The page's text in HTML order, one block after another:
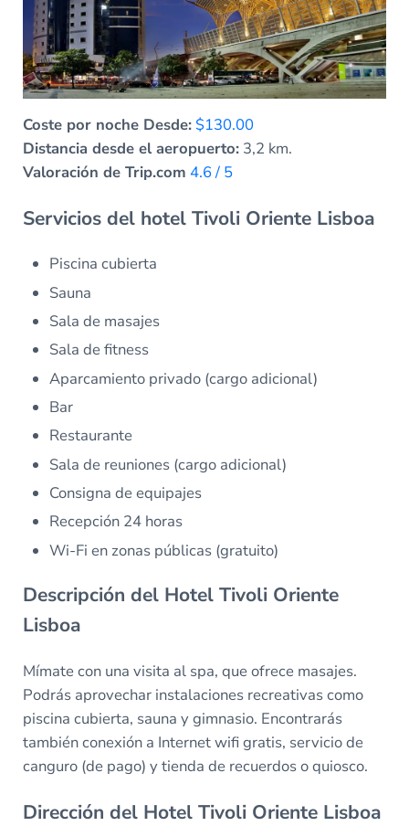
Coste por noche Desde: $130.00
Distancia desde el aeropuerto:3,2 km.
Valoración de Trip.com 4.6 / 5
Servicios del hotel Tivoli Oriente Lisboa
Piscina cubierta
Sauna
Sala de masajes
Sala de fitness
Aparcamiento privado (cargo adicional)
Bar
Restaurante
Sala de reuniones (cargo adicional)
Consigna de equipajes
Recepción 24 horas
Wi-Fi en zonas públicas (gratuito)
Descripción del Hotel Tivoli Oriente
Lisboa
Mímate con una visita al spa, que ofrece masajes.
Podrás aprovechar instalaciones recreativas como
piscina cubierta, sauna y gimnasio. Encontrarás
también conexión a Internet wifi gratis, servicio de
canguro (de pago) y tienda de recuerdos o quiosco.
Dirección del Hotel Tivoli Oriente Lisboa